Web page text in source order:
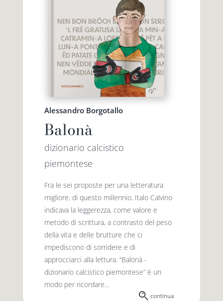
Alessandro Borgotallo
Balonà
dizionario calcistico
piemontese
Fra le sei proposte per una letteratura
migliore, di questo millennio, Italo Calvino
indicava la leggerezza, come valore e
metodo di scrittura, a contrasto del peso
della vita e delle brutture che ci
impediscono di sorridere e di
approcciarci alla lettura. “Balonà -
dizionario calcistico piemontese” è un
modo per ricordare...
continua